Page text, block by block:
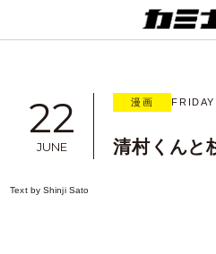
22
JUNE
漫画
清村くんと
Text byShinji Sato